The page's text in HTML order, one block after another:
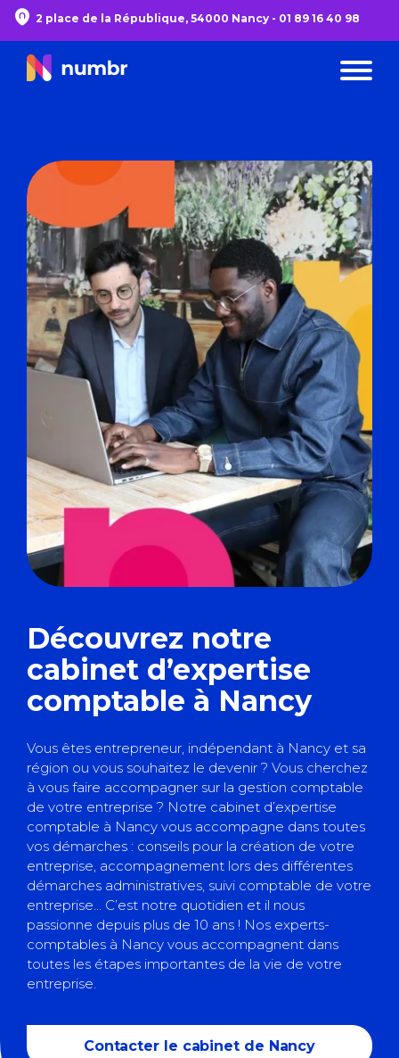
2 place de la République, 54000 Nancy - 01 89 16 40 98
Découvrez notre
cabinet d’expertise
comptable à Nancy
Vous êtes entrepreneur, indépendant à Nancy et sa
région ou vous souhaitez le devenir ? Vous cherchez
à vous faire accompagner sur la gestion comptable
de votre entreprise ? Notre cabinet d’expertise
comptable à Nancy vous accompagne dans toutes
vos démarches : conseils pour la création de votre
entreprise, accompagnement lors des différentes
démarches administratives, suivi comptable de votre
entreprise… C’est notre quotidien et il nous
passionne depuis plus de 10 ans ! Nos experts-
comptables à Nancy vous accompagnent dans
toutes les étapes importantes de la vie de votre
entreprise.
Contacter le cabinet de Nancy